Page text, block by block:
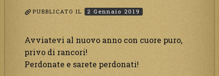
PUBBLICATO IL 2 Gennaio 2019
Avviatevi al nuovo anno con cuore puro,
privo di rancori!
Perdonate e sarete perdonati!